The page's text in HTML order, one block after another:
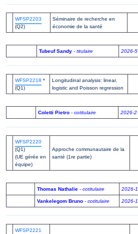
WFSP2203
(Q2)
Séminaire de recherche en
économie de la santé
Tubeuf Sandy - titulaire 2026-5
WFSP2218 *
(Q1)
Longitudinal analysis: linear,
logistic and Poisson regression
Coletti Pietro - cotitulaire 2026-2
WFSP2220
(Q1)
(UE gérée en
équipe)
Approche communautaire de la
santé (1re partie)
Thomas Nathalie - cotitulaire 2026-1
Vankelegom Bruno - cotitulaire 2026-1
WFSP2221